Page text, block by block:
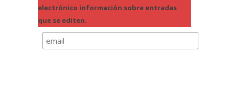
electrónico información sobre entradas
que se editen.